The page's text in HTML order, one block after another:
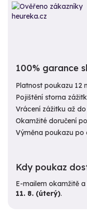
100% garance
Platnost poukazu 12
Pojištění storna
Vrácení zážitku až
Okamžité doručení
Výměna poukazu
Kdy poukaz
E-mailem okamžitě
11. 8. (úterý).